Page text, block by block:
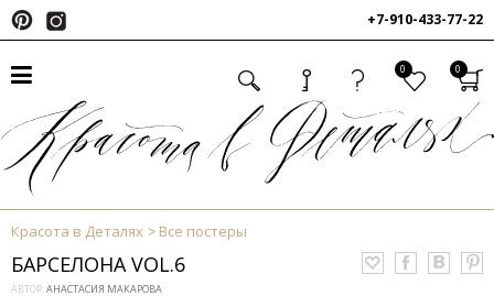
+7-910-433-77-22
0 0
Красота в Деталях Все постеры
БАРСЕЛОНА VOL.6
АВТОР: АНАСТАСИЯ МАКАРОВА